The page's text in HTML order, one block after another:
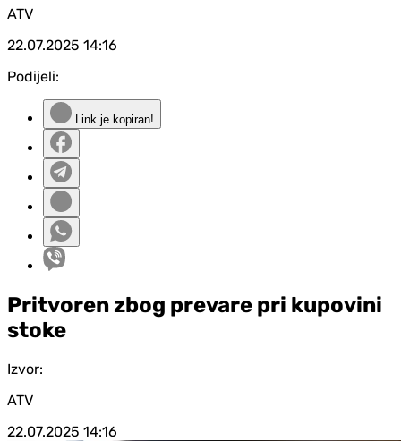
ATV
22.07.2025 14:16
Podijeli:
Link je kopiran!
Pritvoren zbog prevare pri kupovini
stoke
Izvor:
ATV
22.07.2025 14:16